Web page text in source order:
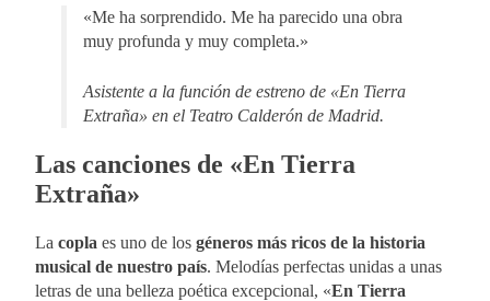
«Me ha sorprendido. Me ha parecido una obra
muy profunda y muy completa.»
Asistente a la función de estreno de «En Tierra
Extraña» en el Teatro Calderón de Madrid.
Las canciones de «En Tierra
Extraña»
La copla es uno de los géneros más ricos de la historia
musical de nuestro país. Melodías perfectas unidas a unas
letras de una belleza poética excepcional, «En Tierra